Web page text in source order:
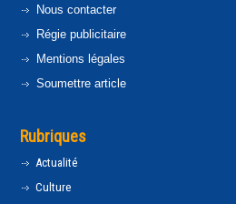
Nous contacter
Régie publicitaire
Mentions légales
Soumettre article
Rubriques
Actualité
Culture